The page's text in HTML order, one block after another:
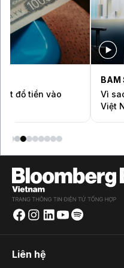
Vì sao VN-Index chưa
Liên hệ